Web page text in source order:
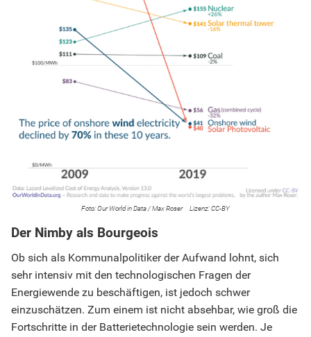
Our World in Data / Max Roser CC-BY
Der Nimby als Bourgeois
Ob sich als Kommunalpolitiker der Aufwand lohnt, sich
sehr intensiv mit den technologischen Fragen der
Energiewende zu beschäftigen, ist jedoch schwer
einzuschätzen. Zum einem ist nicht absehbar, wie groß die
Fortschritte in der Batterietechnologie sein werden. Je